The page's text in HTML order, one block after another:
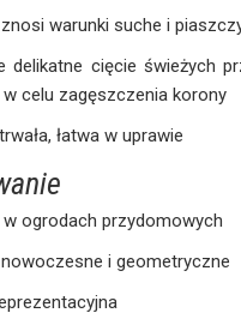
warunki suche i
delikatne cięcie świeżych
celu zagęszczenia korony
łatwa w uprawie
ogrodach przydomowych
i geometryczne